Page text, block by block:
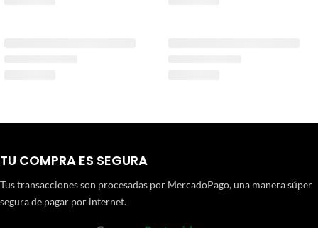
TU COMPRA ES SEGURA
Tus transacciones son procesadas por MercadoPago, una manera súper
segura de pagar por internet.